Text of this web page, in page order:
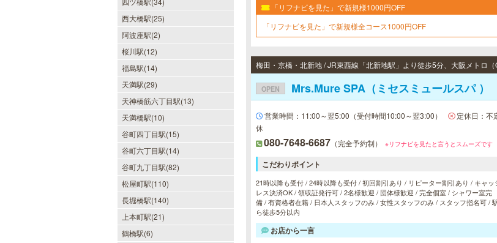
西大橋駅(25)
阿波座駅(2)
桜川駅(12)
福島駅(14)
天満駅(29)
天神橋筋六丁目駅(13)
天満橋駅(10)
谷町四丁目駅(15)
谷町六丁目駅(14)
谷町九丁目駅(82)
松屋町駅(110)
長堀橋駅(140)
上本町駅(21)
鶴橋駅(6)
僕のママスパ
癒しのお部屋で優しいママが、僕を
「リフナビを見た」で新規様1000円OFF
「リフナビを見た」で新規様全コース1000円OFF
OPEN Mrs.Mure SPA（ミセスミュールスパ ）
営業時間：11:00～翌5:00（受付時間10:00～翌3:00）
定休日：不
休
080-7648-6687 （完全予約制） ※リフナビを見たと言うとスムーズです
こだわりポイント
21時以降も受付 / 24時以降も受付 / 初回割引あり / リピーター割引あり / キャッ
レス決済OK / 領収証発行可 / 2名様歓迎 / 団体様歓迎 / 完全個室 / シャワー室完
備 / 有資格者在籍 / 日本人スタッフのみ / 女性スタッフのみ / スタッフ指名可 /
ら徒歩5分以内
お店から一言